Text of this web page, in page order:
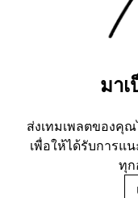
มาเ
ส่งเทมเพลตของคุ
เพื่อให้ได้รับการแ
ทุก